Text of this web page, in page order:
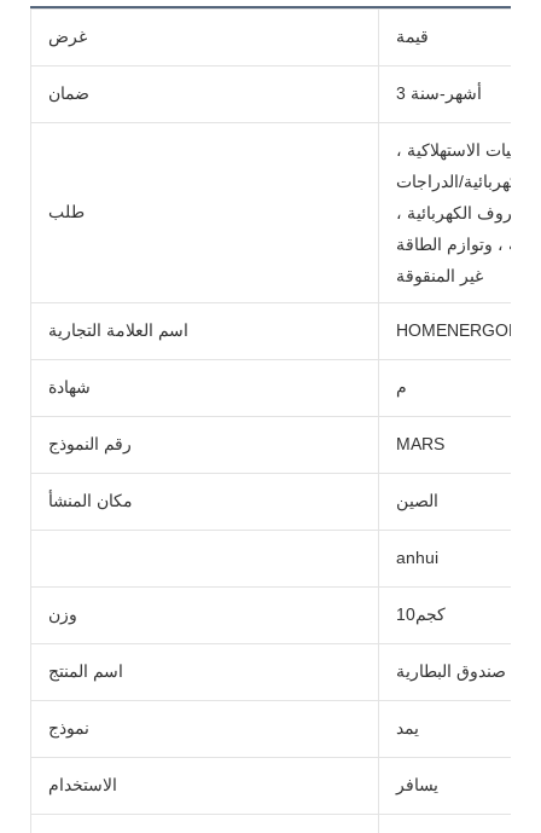
غرض قيمة
ضمان 3 أشهر-سنة
طلب
الاستهلاكية ،
الدراجات
الكهربائية ،
، وتوازم الطاقة
غير المنقوقة
اسم العلامة التجارية HOMENERGON
شهادة م
رقم النموذج MARS
مكان المنشأ الصين
anhui
وزن كجم10
اسم المنتج صندوق البطارية
نموذج يمد
الاستخدام يسافر